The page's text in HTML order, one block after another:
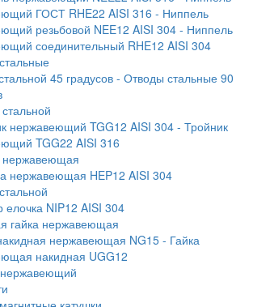
ГОСТ RHE22 AISI 316 - Ниппель
резьбовой NEE12 AISI 304 - Ниппель
соединительный RHE12 AISI 304
45 градусов - Отводы стальные 90
нержавеющий TGG12 AISI 304 - Тройник
TGG22 AISI 316
нержавеющая
нержавеющая HEP12 AISI 304
елочка NIP12 AISI 304
гайка нержавеющая
нержавеющая NG15 - Гайка
накидная UGG12